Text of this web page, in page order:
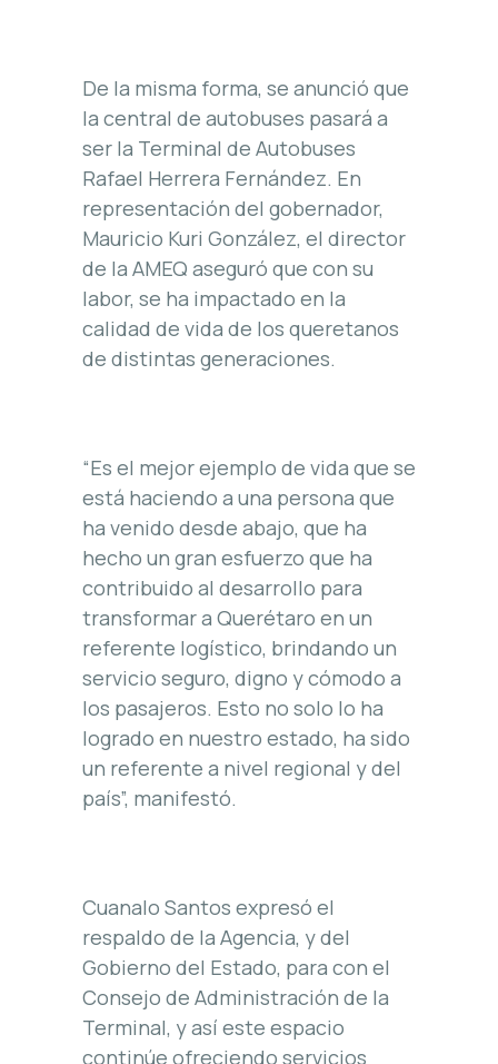
De la misma forma, se anunció que
la central de autobuses pasará a
ser la Terminal de Autobuses
Rafael Herrera Fernández. En
representación del gobernador,
Mauricio Kuri González, el director
de la AMEQ aseguró que con su
labor, se ha impactado en la
calidad de vida de los queretanos
de distintas generaciones.
“Es el mejor ejemplo de vida que se
está haciendo a una persona que
ha venido desde abajo, que ha
hecho un gran esfuerzo que ha
contribuido al desarrollo para
transformar a Querétaro en un
referente logístico, brindando un
servicio seguro, digno y cómodo a
los pasajeros. Esto no solo lo ha
logrado en nuestro estado, ha sido
un referente a nivel regional y del
país”, manifestó.
Cuanalo Santos expresó el
respaldo de la Agencia, y del
Gobierno del Estado, para con el
Consejo de Administración de la
Terminal, y así este espacio
continúe ofreciendo servicios